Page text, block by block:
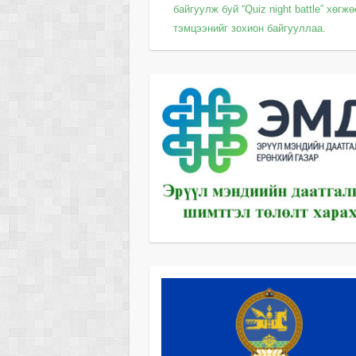
байгуулж буй “Quiz night battle”
тэмцээнийг зохион байгууллаа.